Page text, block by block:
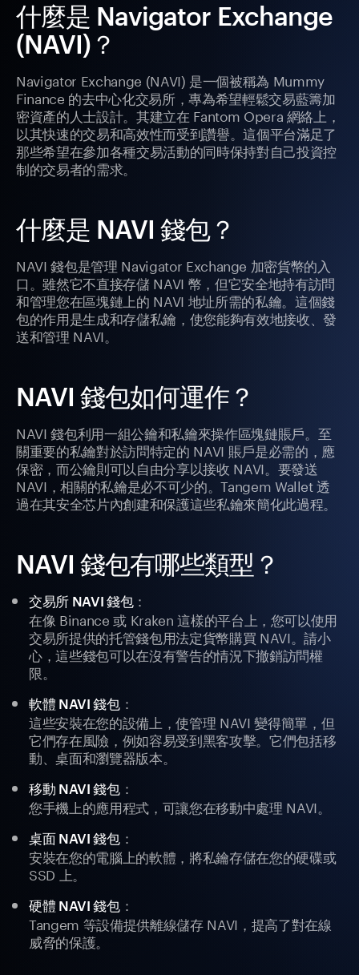
什麼是 Navigator Exchange
(NAVI)？
Navigator Exchange (NAVI) 是一個被稱為 Mummy
Finance 的去中心化交易所，專為希望輕鬆交易藍籌加
密資產的人士設計。其建立在 Fantom Opera 網絡上，
以其快速的交易和高效性而受到讚譽。這個平台滿足了
那些希望在參加各種交易活動的同時保持對自己投資控
制的交易者的需求。
什麼是 NAVI 錢包？
NAVI 錢包是管理 Navigator Exchange 加密貨幣的入
口。雖然它不直接存儲 NAVI 幣，但它安全地持有訪問
和管理您在區塊鏈上的 NAVI 地址所需的私鑰。這個錢
包的作用是生成和存儲私鑰，使您能夠有效地接收、發
送和管理 NAVI。
NAVI 錢包如何運作？
NAVI 錢包利用一組公鑰和私鑰來操作區塊鏈賬戶。至
關重要的私鑰對於訪問特定的 NAVI 賬戶是必需的，應
保密，而公鑰則可以自由分享以接收 NAVI。要發送
NAVI，相關的私鑰是必不可少的。Tangem Wallet 透
過在其安全芯片內創建和保護這些私鑰來簡化此過程。
NAVI 錢包有哪些類型？
交易所 NAVI 錢包：
在像 Binance 或 Kraken 這樣的平台上，您可以使用
交易所提供的托管錢包用法定貨幣購買 NAVI。請小
心，這些錢包可以在沒有警告的情況下撤銷訪問權
限。
軟體 NAVI 錢包：
這些安裝在您的設備上，使管理 NAVI 變得簡單，但
它們存在風險，例如容易受到黑客攻擊。它們包括移
動、桌面和瀏覽器版本。
移動 NAVI 錢包：
您手機上的應用程式，可讓您在移動中處理 NAVI。
桌面 NAVI 錢包：
安裝在您的電腦上的軟體，將私鑰存儲在您的硬碟或
SSD 上。
硬體 NAVI 錢包：
Tangem 等設備提供離線儲存 NAVI，提高了對在線
威脅的保護。